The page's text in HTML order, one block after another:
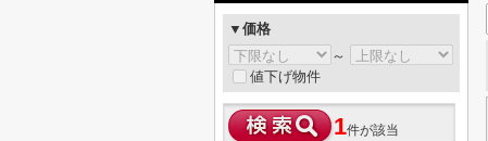
▼価格
～
値下げ物件
1件が該当